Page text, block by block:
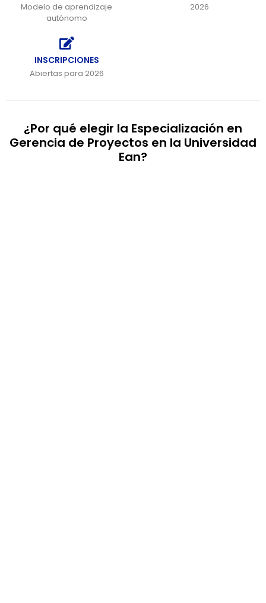
Modelo de aprendizaje
autónomo
2026
INSCRIPCIONES
Abiertas para 2026
¿Por qué elegir la Especialización en
Gerencia de Proyectos en la Universidad
Ean?